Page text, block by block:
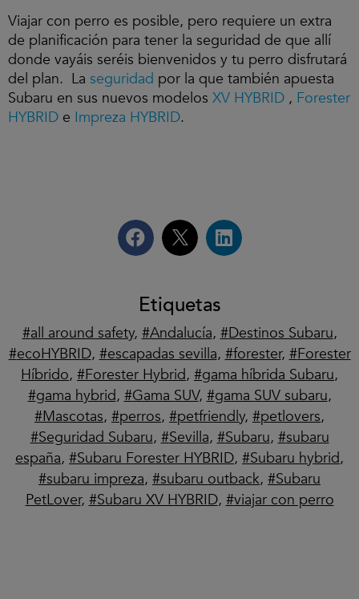
Viajar con perro es posible, pero requiere un extra
de planificación para tener la seguridad de que allí
donde vayáis seréis bienvenidos y tu perro disfrutará
del plan. La seguridad por la que también apuesta
Subaru en sus nuevos modelos XV HYBRID , Forester
HYBRID e Impreza HYBRID.
Etiquetas
all around safety, Andalucía, Destinos Subaru,
ecoHYBRID, escapadas sevilla, forester,
Forester
Híbrido, Forester Hybrid, gama híbrida Subaru,
gama hybrid, Gama SUV, gama SUV subaru,
Mascotas, perros, petfriendly, petlovers,
Seguridad Subaru, Sevilla, Subaru,
subaru
españa, Subaru Forester HYBRID, Subaru hybrid,
subaru impreza, subaru outback,
Subaru
PetLover, Subaru XV HYBRID, viajar con perro